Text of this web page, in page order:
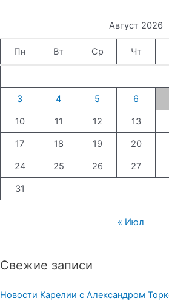
Август 2026
Пн Вт Ср Чт
3 4 5 6
10 11 12 13
17 18 19 20
24 25 26 27
31
« Июл
Свежие записи
Новости Карелии с Александром